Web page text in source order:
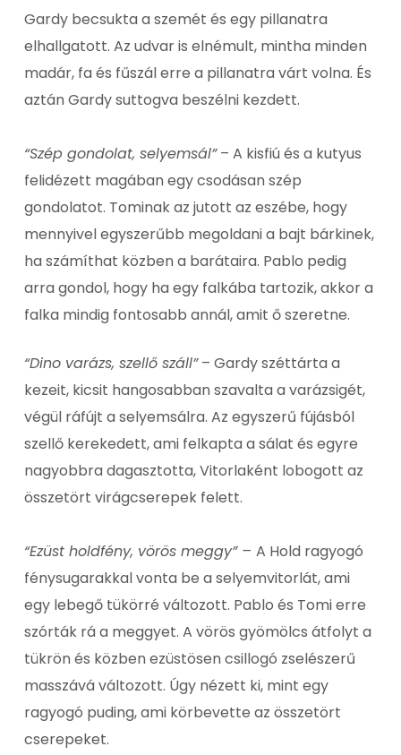
Gardy becsukta a szemét és egy pillanatra
elhallgatott. Az udvar is elnémult, mintha minden
madár, fa és fűszál erre a pillanatra várt volna. És
aztán Gardy suttogva beszélni kezdett.
“Szép gondolat, selyemsál”– A kisfiú és a kutyus
felidézett magában egy csodásan szép
gondolatot. Tominak az jutott az eszébe, hogy
mennyivel egyszerűbb megoldani a bajt bárkinek,
ha számíthat közben a barátaira. Pablo pedig
arra gondol, hogy ha egy falkába tartozik, akkor a
falka mindig fontosabb annál, amit ő szeretne.
“Dino varázs, szellő száll”– Gardy széttárta a
kezeit, kicsit hangosabban szavalta a varázsigét,
végül ráfújt a selyemsálra. Az egyszerű fújásból
szellő kerekedett, ami felkapta a sálat és egyre
nagyobbra dagasztotta, Vitorlaként lobogott az
összetört virágcserepek felett.
“Ezüst holdfény, vörös meggy” – A Hold ragyogó
fénysugarakkal vonta be a selyemvitorlát, ami
egy lebegő tükörré változott. Pablo és Tomi erre
szórták rá a meggyet. A vörös gyömölcs átfolyt a
tükrön és közben ezüstösen csillogó zselészerű
masszává változott. Úgy nézett ki, mint egy
ragyogó puding, ami körbevette az összetört
cserepeket.